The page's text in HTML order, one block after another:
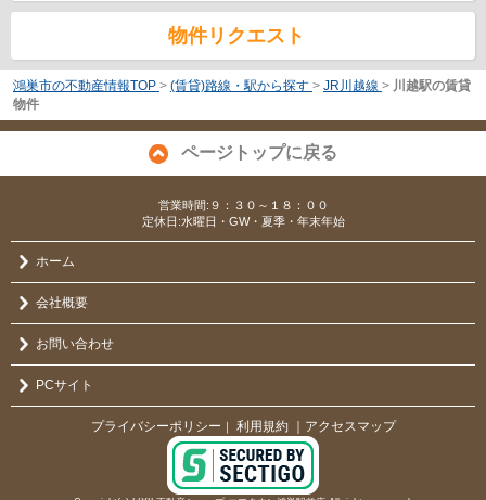
物件リクエスト
鴻巣市の不動産情報TOP > (賃貸)路線・駅から探す > JR川越線 > 川越駅の賃貸
物件
ページトップに戻る
営業時間:９：３０～１８：００
定休日:水曜日・GW・夏季・年末年始
ホーム
会社概要
お問い合わせ
PCサイト
プライバシーポリシー ｜ 利用規約 ｜アクセスマップ